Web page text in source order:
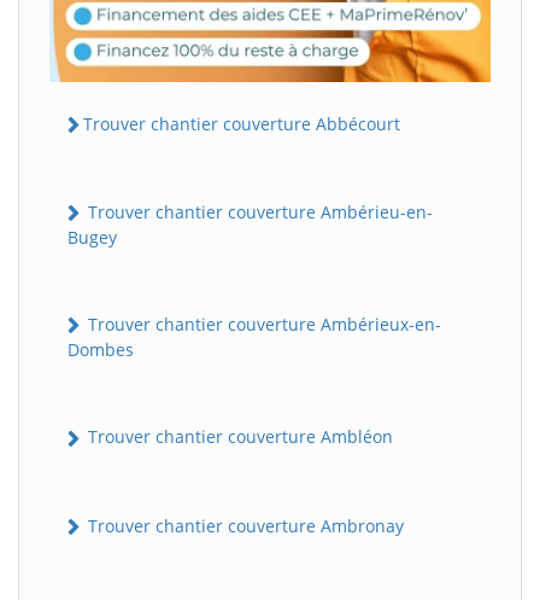
Trouver chantier couverture Abbécourt
Trouver chantier couverture Ambérieu-en-
Bugey
Trouver chantier couverture Ambérieux-en-
Dombes
Trouver chantier couverture Ambléon
Trouver chantier couverture Ambronay